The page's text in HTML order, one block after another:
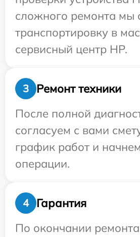
сложного ремонта мы
транспортировку в
сервисный центр HP.
3
Ремонт техники
После полной
согласуем с вами
график работ и
операции.
4
Гарантия
По окончании